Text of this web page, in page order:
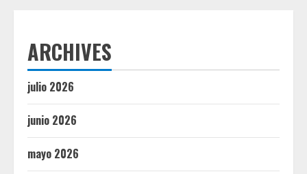
ARCHIVES
julio 2026
junio 2026
mayo 2026